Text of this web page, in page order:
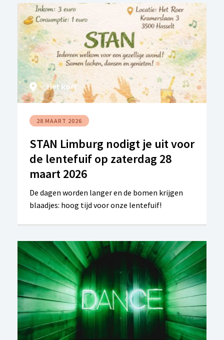
en zonder beperking samen naar school kunnen
gaan. Maar wat betekent inclusief onderwijs in
de praktijk? Waarom is deze evolutie nodig – en
waarom net nu? Tijdens dit webinar gaan we in
gesprek met twee experten die elk vanuit hun
ervaring en betrokkenheid een helder
perspectief bieden op inclusief onderwijs in
Vlaanderen.
Het Roer
28 MAART 2026
STAN Limburg nodigt je uit voor
de lentefuif op zaterdag 28
maart 2026
De dagen worden langer en de bomen krijgen
blaadjes: hoog tijd voor onze lentefuif!